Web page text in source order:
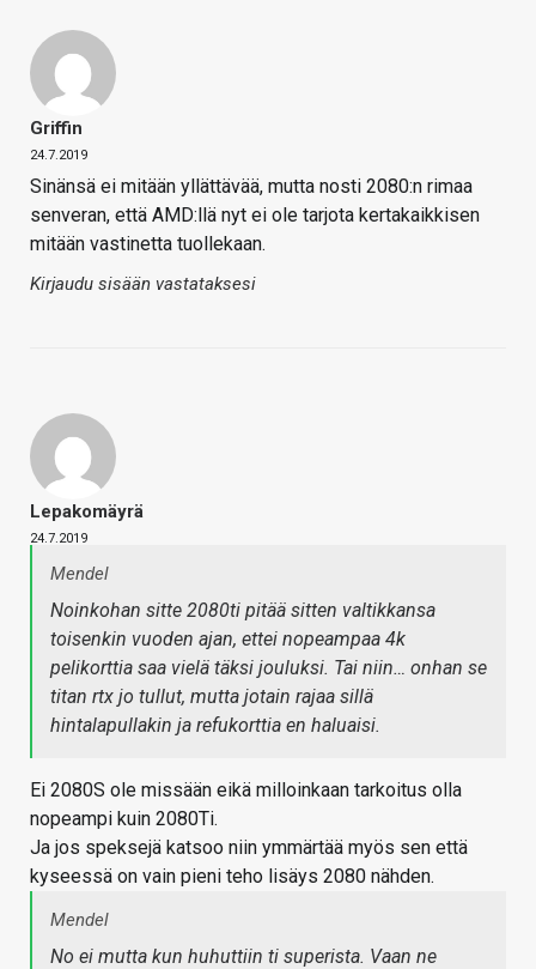
Griffin
24.7.2019
Sinänsä ei mitään yllättävää, mutta nosti 2080:n rimaa
senveran, että AMD:llä nyt ei ole tarjota kertakaikkisen
mitään vastinetta tuollekaan.
Kirjaudu sisään vastataksesi
Lepakomäyrä
24.7.2019
Mendel
Noinkohan sitte 2080ti pitää sitten valtikkansa
toisenkin vuoden ajan, ettei nopeampaa 4k
pelikorttia saa vielä täksi jouluksi. Tai niin… onhan se
titan rtx jo tullut, mutta jotain rajaa sillä
hintalapullakin ja refukorttia en haluaisi.
Ei 2080S ole missään eikä milloinkaan tarkoitus olla
nopeampi kuin 2080Ti.
Ja jos speksejä katsoo niin ymmärtää myös sen että
kyseessä on vain pieni teho lisäys 2080 nähden.
Mendel
No ei mutta kun huhuttiin ti superista. Vaan ne